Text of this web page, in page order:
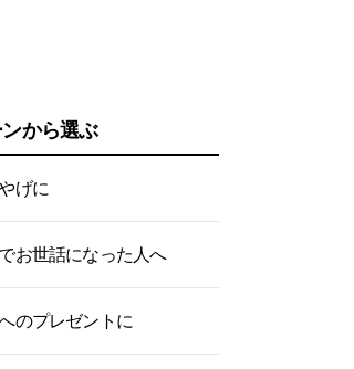
から選ぶ
げに
お世話になった人へ
のプレゼントに